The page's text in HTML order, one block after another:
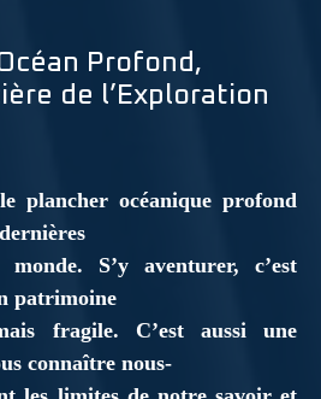
Profond,
de l’Exploration
plancher océanique profond
S’y aventurer, c’est
patrimoine
fragile. C’est aussi une
connaître nous-